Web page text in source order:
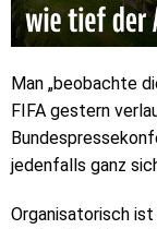
Man „beobachte
FIFA gestern
jedenfalls ganz
Organisatorisch